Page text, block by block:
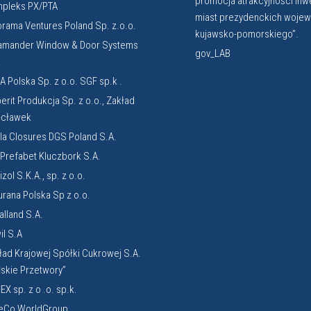
PX/PTA
Ventures Poland Sp. z.o.o.
Window & Door Systems
Polska Sp. z o.o. SGF sp.k .
Produkcja Sp. z o.o., Zakład
Closures DGS Poland S.A.
Prefabet Kluczbork S.A.
S.K.A., sp. z o.o.
Polska Sp z o.o.
S.A.
S.A
Krajowej Spółki Cukrowej S.A.
Przetwory”
sp. z o .o. sp.k.
miast prezydenckich
kujawsko-pomorskiego”.
gov_LAB